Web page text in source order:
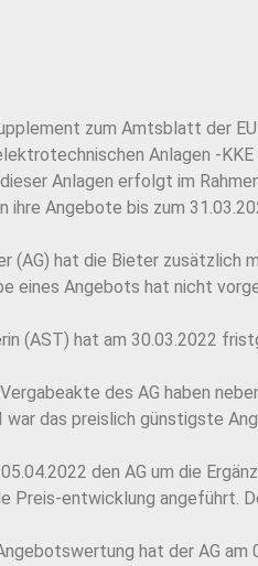
zum Amtsblatt der
Anlagen -
Anlagen erfolgt im
ihre Angebote bis zum
(AG) hat die Bieter zusätzlich
eines Angebots hat nicht
(AST) hat am 30.03.2022
des AG haben
war das preislich günstigste
den AG um die
Preis-entwicklung angeführt.
hat der AG am